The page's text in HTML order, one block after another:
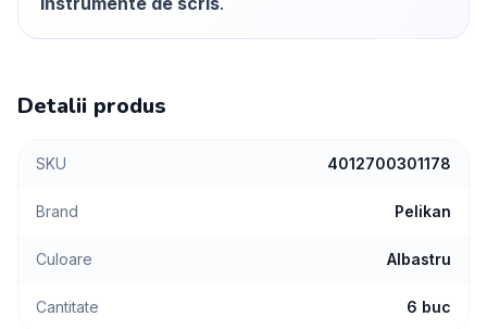
Detalii produs
SKU 4012700301178
Brand Pelikan
Culoare Albastru
Cantitate 6 buc